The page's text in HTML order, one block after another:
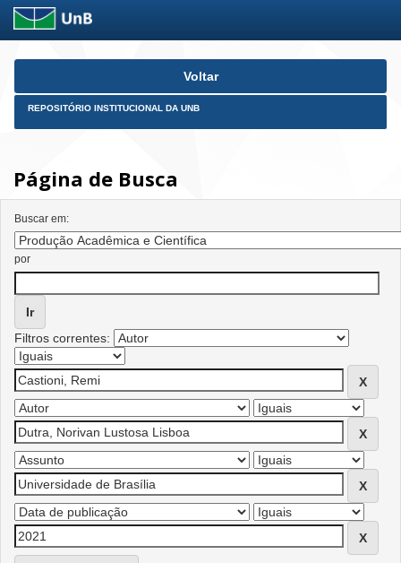
Skip
Voltar
REPOSITÓRIO INSTITUCIONAL DA UNB
Página de Busca
Buscar em:
por
Filtros correntes: